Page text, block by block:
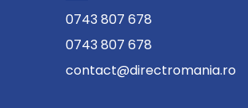
0743 807 678
0743 807 678
contact@directromania.ro